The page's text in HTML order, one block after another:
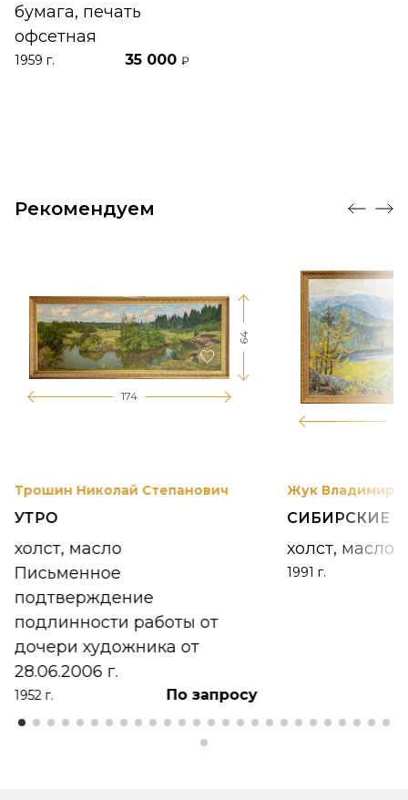
бумага, печать
офсетная
1959 г. 35 000 ₽
Рекомендуем
174
64
Трошин Николай Степанович
УТРО
холст, масло
Письменное
подтверждение
подлинности работы от
дочери художника от
28.06.2006 г.
1952 г. По запросу
Жук Владимир
СИБИРСКИЕ
холст, масло
1991 г.